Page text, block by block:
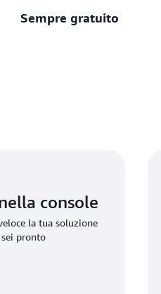
Prova alcuni servizi AWS
Sempre gratuito
console
la tua soluzione
pronto